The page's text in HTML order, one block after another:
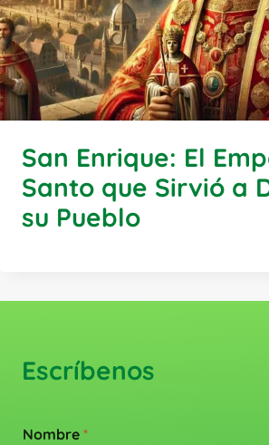
San Enrique: El
Santo que Sirvió a
su Pueblo
Escríbenos
Nombre *